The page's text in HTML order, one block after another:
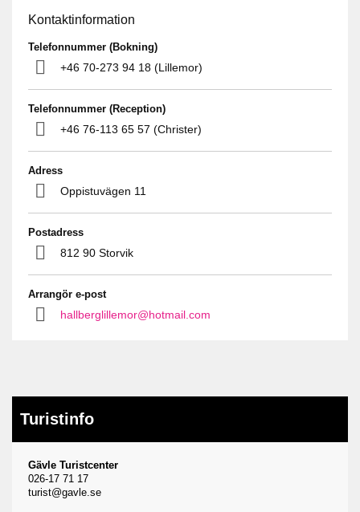
Kontaktinformation
Telefonnummer (Bokning)
+46 70-273 94 18 (Lillemor)
Telefonnummer (Reception)
+46 76-113 65 57 (Christer)
Adress
Oppistuvägen 11
Postadress
812 90 Storvik
Arrangör e-post
hallberglillemor@hotmail.com
Turistinfo
Gävle Turistcenter
026-17 71 17
turist@gavle.se